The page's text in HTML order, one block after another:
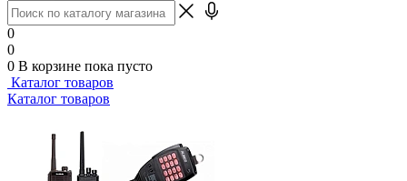
0
0
0 В корзине пока пусто
Каталог товаров
Каталог товаров